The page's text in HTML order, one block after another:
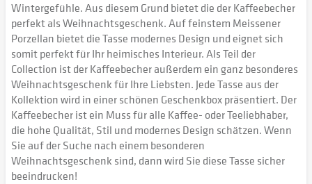
Wintergefühle. Aus diesem Grund bietet die der Kaffeebecher
perfekt als Weihnachtsgeschenk. Auf feinstem Meissener
Porzellan bietet die Tasse modernes Design und eignet sich
somit perfekt für Ihr heimisches Interieur. Als Teil der
Collection ist der Kaffeebecher außerdem ein ganz besonderes
Weihnachtsgeschenk für Ihre Liebsten. Jede Tasse aus der
Kollektion wird in einer schönen Geschenkbox präsentiert. Der
Kaffeebecher ist ein Muss für alle Kaffee- oder Teeliebhaber,
die hohe Qualität, Stil und modernes Design schätzen. Wenn
Sie auf der Suche nach einem besonderen
Weihnachtsgeschenk sind, dann wird Sie diese Tasse sicher
beeindrucken!